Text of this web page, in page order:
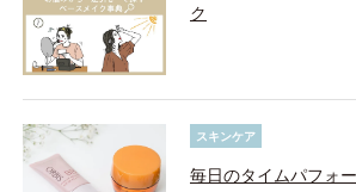
ク
スキンケア
毎日のタイムパフォ